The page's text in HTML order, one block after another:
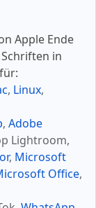
Apple Ende
in
, Linux,
, Adobe
Lightroom,
, Microsoft
Office,